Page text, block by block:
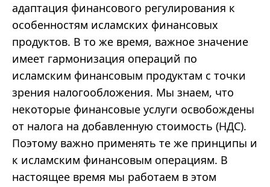
адаптация финансового регулирования к
особенностям исламских финансовых
продуктов. В то же время, важное значение
имеет гармонизация операций по
исламским финансовым продуктам с точки
зрения налогообложения. Мы знаем, что
некоторые финансовые услуги освобождены
от налога на добавленную стоимость (НДС).
Поэтому важно применять те же принципы и
к исламским финансовым операциям. В
настоящее время мы работаем в этом